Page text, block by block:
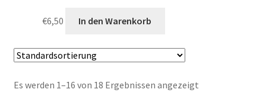
€6,50 In den Warenkorb
Es werden 1–16 von 18 Ergebnissen angezeigt